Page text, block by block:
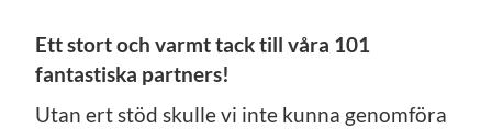
Ett stort och varmt tack till våra 101
fantastiska partners!
Utan ert stöd skulle vi inte kunna genomföra